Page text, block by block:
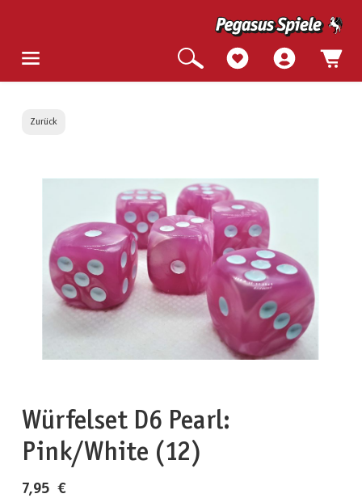
Zurück
Würfelset D6 Pearl:
Pink/White (12)
7,95 €